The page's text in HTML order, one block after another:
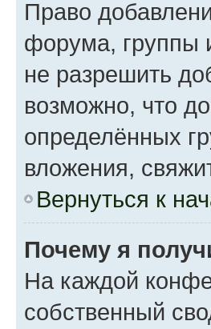
Право
форума, группы
не разрешить
возможно, что
определённых
вложения,
Вернуться к
Почему я
На каждой
собственный